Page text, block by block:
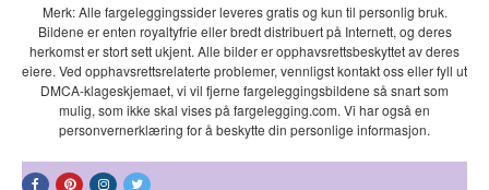
Merk: Alle fargeleggingssider leveres gratis og kun til personlig bruk.
Bildene er enten royaltyfrie eller bredt distribuert på Internett, og deres
herkomst er stort sett ukjent. Alle bilder er opphavsrettsbeskyttet av deres
eiere. Ved opphavsrettsrelaterte problemer, vennligst kontakt oss eller fyll ut
DMCA-klageskjemaet, vi vil fjerne fargeleggingsbildene så snart som
mulig, som ikke skal vises på fargelegging.com. Vi har også en
personvernerklæring for å beskytte din personlige informasjon.